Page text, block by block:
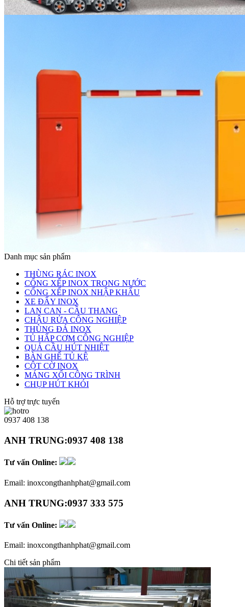
Danh mục sản phẩm
THÙNG RÁC INOX
CỔNG XẾP INOX TRONG NƯỚC
CỔNG XẾP INOX NHẬP KHẨU
XE ĐẨY INOX
LAN CAN - CẦU THANG
CHẬU RỬA CÔNG NGHIỆP
THÙNG ĐÁ INOX
TỦ HẤP CƠM CÔNG NGHIỆP
QUẢ CẦU HÚT NHIỆT
BÀN GHẾ TỦ KỆ
CỘT CỜ INOX
MÁNG XỐI CÔNG TRÌNH
CHỤP HÚT KHÓI
Hỗ trợ trực tuyến
0937 408 138
ANH TRUNG:0937 408 138
Tư vấn Online:
Email: inoxcongthanhphat@gmail.com
ANH TRUNG:0937 333 575
Tư vấn Online:
Email: inoxcongthanhphat@gmail.com
Chi tiết sản phẩm